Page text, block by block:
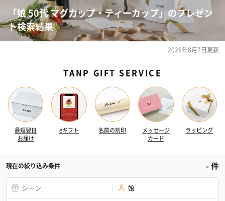
「娘 50代 マグカップ・ティーカップ」のプレゼン
ト検索結果
2026年8月7日更新
TANP GIFT SERVICE
最短翌日
お届け
eギフト 名前の刻印
メッセージ
カード
ラッピング
現在の絞り込み条件 -件
シーン 娘